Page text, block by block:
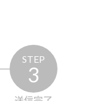
STEP
3